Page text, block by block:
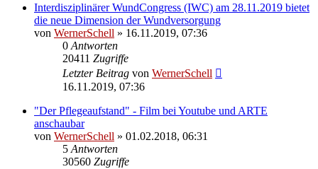
Interdisziplinärer WundCongress (IWC) am 28.11.2019 bietet
die neue Dimension der Wundversorgung
von WernerSchell » 16.11.2019, 07:36
0 Antworten
20411 Zugriffe
Letzter Beitrag von WernerSchell
16.11.2019, 07:36
"Der Pflegeaufstand" - Film bei Youtube und ARTE
anschaubar
von WernerSchell » 01.02.2018, 06:31
5 Antworten
30560 Zugriffe